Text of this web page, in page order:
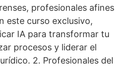
profesionales afines
este curso exclusivo,
IA para transformar tu
procesos y liderar el
2. Profesionales del